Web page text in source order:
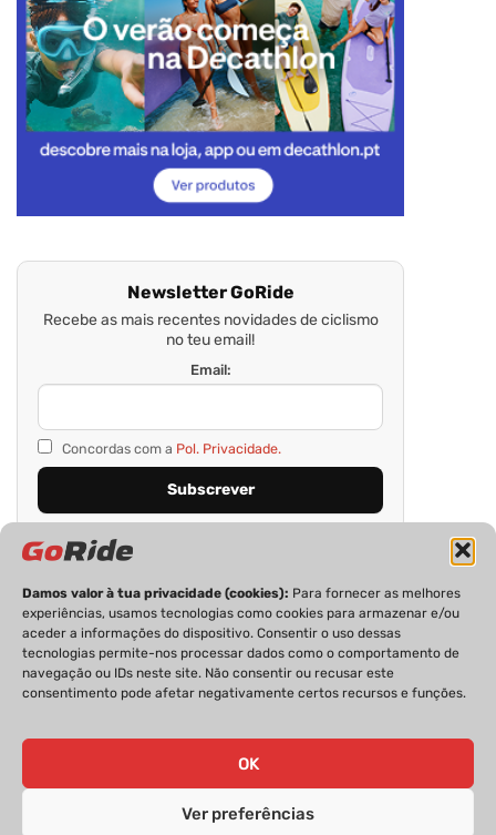
Damos valor à tua privacidade (cookies): Para fornecer as melhores
experiências, usamos tecnologias como cookies para armazenar e/ou
aceder a informações do dispositivo. Consentir o uso dessas
tecnologias permite-nos processar dados como o comportamento de
navegação ou IDs neste site. Não consentir ou recusar este
consentimento pode afetar negativamente certos recursos e funções.
OK
Ver preferências
Newsletter GoRide
Recebe as mais recentes novidades de ciclismo
no teu email!
Email:
Concordas com a Pol. Privacidade.
PRIVACIDADE FICHA TÉCNICA
ESTATUTO EDITORIAL